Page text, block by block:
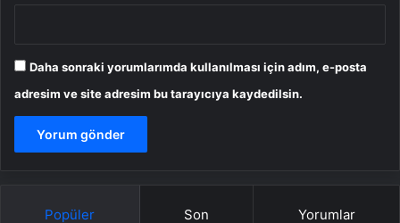
Daha sonraki yorumlarımda kullanılması için adım, e-posta
adresim ve site adresim bu tarayıcıya kaydedilsin.
Popüler Son Yorumlar